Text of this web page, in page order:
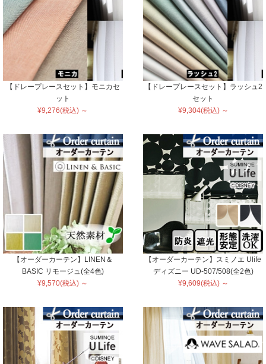
【ドレープレースセット】モニカセ
ット
¥9,276(税込) ～
【ドレープレースセット】ラッシュ2
セット
¥9,304(税込) ～
【オーダーカーテン】LINEN＆
BASIC リモージュ(全4色)
¥9,570(税込) ～
【オーダーカーテン】スミノエ Ulife
ディズニー UD-507/508(全2色)
¥9,609(税込) ～